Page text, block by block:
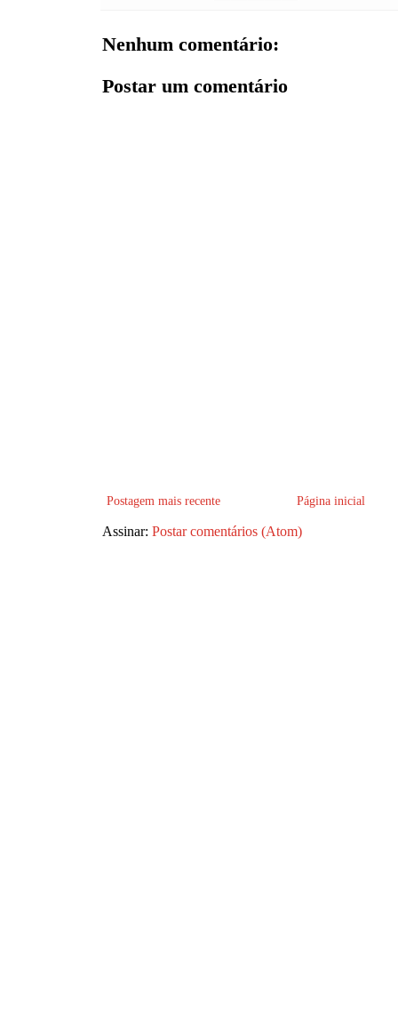
Nenhum comentário:
Postar um comentário
Postagem mais recente Página inicial
Assinar: Postar comentários (Atom)